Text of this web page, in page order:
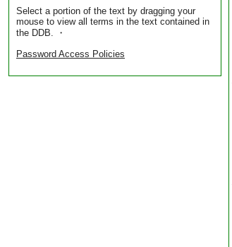
Select a portion of the text by dragging your
mouse to view all terms in the text contained in
the DDB. ・
Password Access Policies